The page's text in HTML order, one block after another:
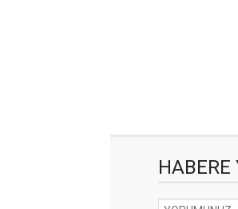
HABERE